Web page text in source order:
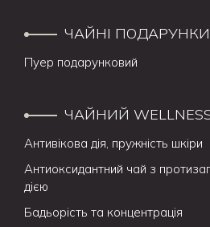
ЧАЙНІ ПОДАРУНКИ
Пуер подарунковий
ЧАЙНИЙ
Антивікова дія, пружність шкіри
Антиоксидантний чай з
дією
Бадьорість та концентрація